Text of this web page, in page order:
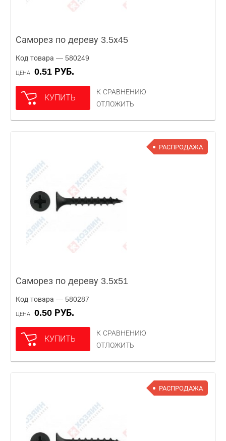
Саморез по дереву 3.5х45
Код товара — 580249
ЦЕНА 0.51 РУБ.
КУПИТЬ
К СРАВНЕНИЮ
ОТЛОЖИТЬ
РАСПРОДАЖА
Саморез по дереву 3.5х51
Код товара — 580287
ЦЕНА 0.50 РУБ.
КУПИТЬ
К СРАВНЕНИЮ
ОТЛОЖИТЬ
РАСПРОДАЖА